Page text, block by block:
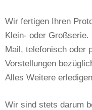
Wir fertigen Ihren
Klein- oder
Mail, telefonisch oder
Vorstellungen
Alles Weitere
Wir sind stets darum